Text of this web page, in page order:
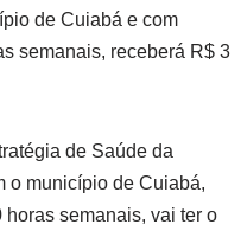
de Cuiabá e com
semanais, receberá R$ 3
de Saúde da
o município de Cuiabá,
semanais, vai ter o